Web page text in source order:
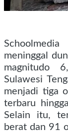
meninggal
magnitudo
Sulawesi
menjadi tiga
terbaru
Selain itu,
berat dan 91